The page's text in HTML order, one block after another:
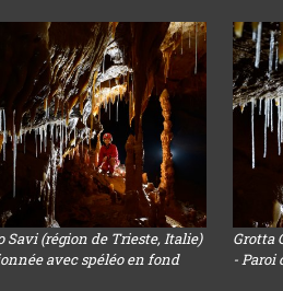
Savi (région de Trieste, Italie)
avec spéléo en fond
Grotta
- Paroi